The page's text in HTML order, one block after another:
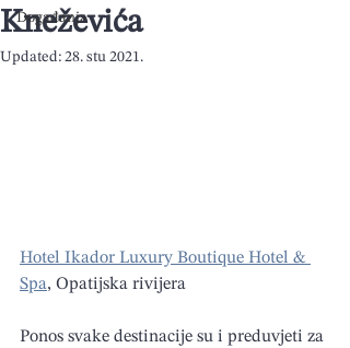
Događanja
Kneževića
Updated: 28. stu 2021.
Hotel Ikador Luxury Boutique Hotel &
Spa, Opatijska rivijera
Ponos svake destinacije su i preduvjeti za